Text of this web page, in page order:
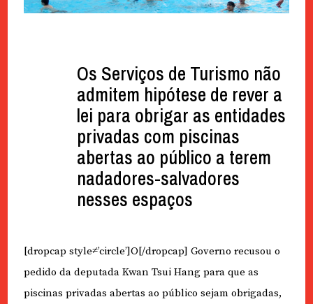
Os Serviços de Turismo não
admitem hipótese de rever a
lei para obrigar as entidades
privadas com piscinas
abertas ao público a terem
nadadores-salvadores
nesses espaços
[dropcap style≠’circle’]O[/dropcap] Governo recusou o
pedido da deputada Kwan Tsui Hang para que as
piscinas privadas abertas ao público sejam obrigadas,